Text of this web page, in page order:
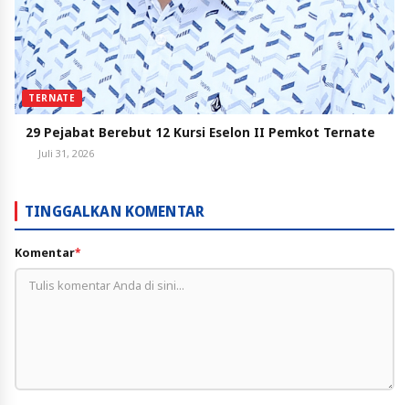
TERNATE
29 Pejabat Berebut 12 Kursi Eselon II Pemkot Ternate
Juli 31, 2026
TINGGALKAN KOMENTAR
Komentar*